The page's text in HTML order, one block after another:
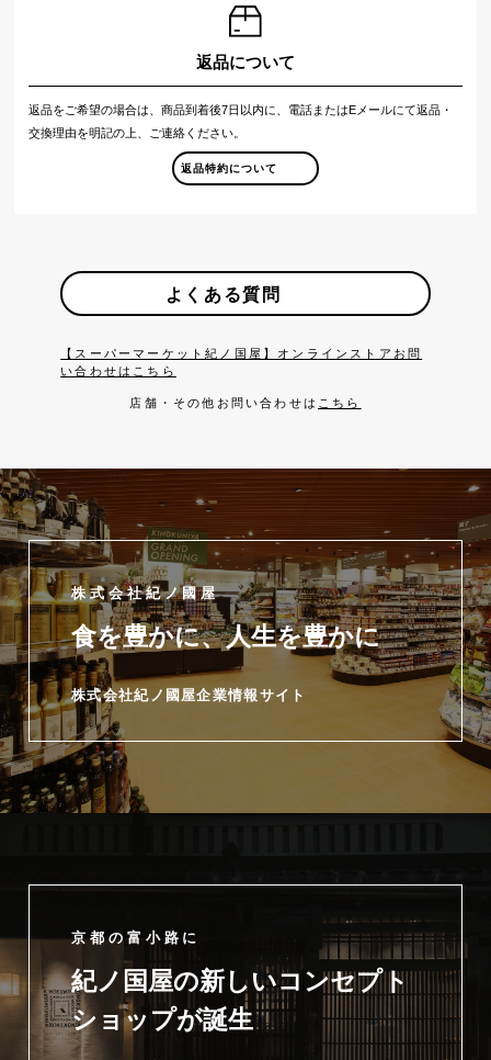
返品について
返品をご希望の場合は、商品到着後7日以内に、電話またはEメールにて返品・
交換理由を明記の上、ご連絡ください。
返品特約について
よくある質問
【スーパーマーケット紀ノ国屋】オンラインストアお問
い合わせはこちら
店舗・その他お問い合わせは こちら
株式会社紀ノ國屋
食を豊かに、人生を豊かに
株式会社紀ノ國屋企業情報サイト
京都の富小路に
紀ノ国屋の新しいコンセプト
ショップが誕生